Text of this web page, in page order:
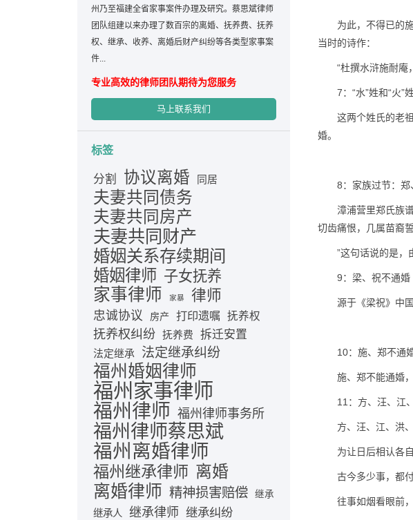
为此，不得已的
当时的诗作：
“杜撰水浒施耐庵
7：“水”姓和“火”姓
这两个姓氏的老
婚。
8：家族过节：郑
漳浦营里郑氏族
切齿痛恨，几属苗裔
”这句话说的是，
9：梁、祝不通婚
源于《梁祝》中
10：施、郑不通婚
施、郑不能通婚
11：方、汪、江
方、汪、江、洪
为让日后相认各
古今多少事，都
往事如烟看眼前
州乃至福建全省家事案件办理及研究。蔡思斌律师
团队组建以来办理了数百宗的离婚、抚养费、抚养
权、继承、收养、离婚后财产纠纷等各类型家事案
件...
专业高效的律师团队期待为您服务
马上联系我们
标签
分割 协议离婚 同居
夫妻共同债务
夫妻共同房产
夫妻共同财产
婚姻关系存续期间
婚姻律师 子女抚养
家事律师 家暴 律师
忠诚协议 房产 打印遗嘱 抚养权
抚养权纠纷 抚养费 拆迁安置
法定继承 法定继承纠纷
福州婚姻律师
福州家事律师
福州律师 福州律师事务所
福州律师蔡思斌
福州离婚律师
福州继承律师 离婚
离婚律师 精神损害赔偿 继承
继承人 继承律师 继承纠纷